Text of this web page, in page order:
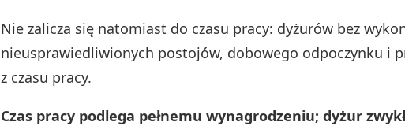
Nie zalicza się natomiast do czasu pracy: dyżurów bez
nieusprawiedliwionych postojów, dobowego odpoczynku i
z czasu pracy.
Czas pracy podlega pełnemu wynagrodzeniu; dyżur